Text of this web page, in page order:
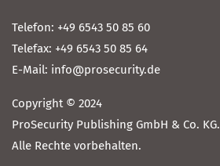
Telefon: +49 6543 50 85 60
Telefax: +49 6543 50 85 64
E-Mail: info@prosecurity.de
Copyright © 2024
ProSecurity Publishing GmbH & Co. KG.
Alle Rechte vorbehalten.